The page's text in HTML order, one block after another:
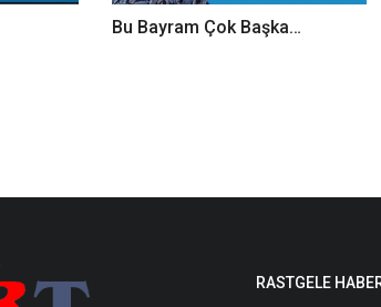
Bu Bayram Çok Başka…
RASTGELE